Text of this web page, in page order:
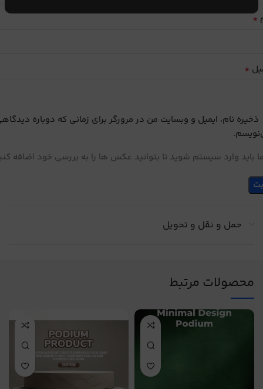
*
*
ذخیره نام، ایمیل و وبسایت من در مرورگر برای زمانی که دوباره
باید وارد سیستم شوید تا بتوانید عکس ها را به بررسی خود اضافه
حمل و نقل و تحویل
محصولات مرتبط